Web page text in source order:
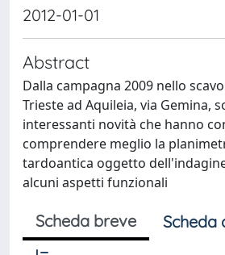
2012-01-01
Abstract
Dalla campagna 2009 nello
Trieste ad Aquileia, via Gemina,
interessanti novità che hanno
comprendere meglio la
tardoantica oggetto
alcuni aspetti funzionali
Scheda breve Scheda